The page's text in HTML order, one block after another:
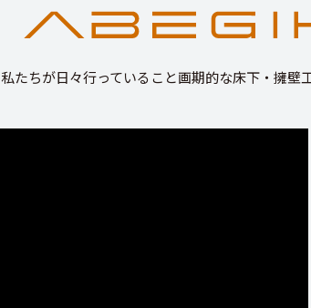
私たちが日々行っていること画期的な床下・擁壁